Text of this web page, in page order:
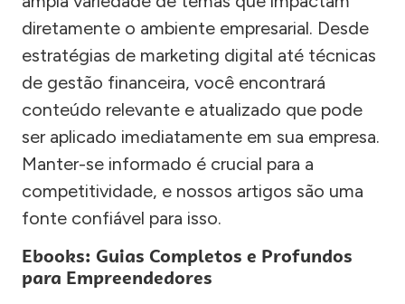
diretamente o ambiente empresarial. Desde
estratégias de marketing digital até técnicas
de gestão financeira, você encontrará
conteúdo relevante e atualizado que pode
ser aplicado imediatamente em sua empresa.
Manter-se informado é crucial para a
competitividade, e nossos artigos são uma
fonte confiável para isso.
Ebooks: Guias Completos e Profundos
para Empreendedores